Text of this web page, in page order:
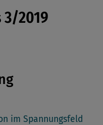
teilenteilen
Mail teilen
3/2019
im Spannungsfeld